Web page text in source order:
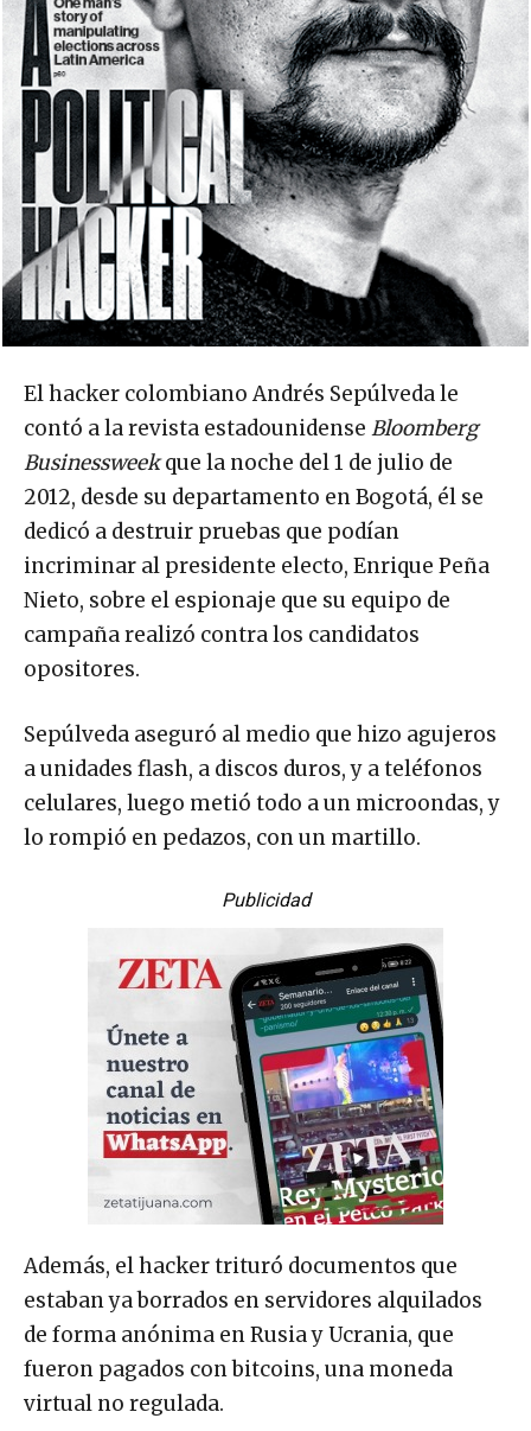
El hacker colombiano Andrés Sepúlveda le
contó a la revista estadounidense Bloomberg
Businessweekque la noche del 1 de julio de
2012, desde su departamento en Bogotá, él se
dedicó a destruir pruebas que podían
incriminar al presidente electo, Enrique Peña
Nieto, sobre el espionaje que su equipo de
campaña realizó contra los candidatos
opositores.
Sepúlveda aseguró al medio que hizo agujeros
a unidades flash, a discos duros, y a teléfonos
celulares, luego metió todo a un microondas, y
lo rompió en pedazos, con un martillo.
Publicidad
Además, el hacker trituró documentos que
estaban ya borrados en servidores alquilados
de forma anónima en Rusia y Ucrania, que
fueron pagados con bitcoins, una moneda
virtual no regulada.